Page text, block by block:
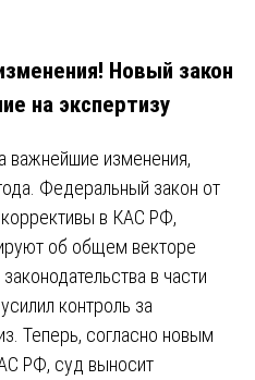
Новый закон
на экспертизу
важнейшие изменения,
Федеральный закон от
в КАС РФ,
об общем векторе
в части
контроль за
Теперь, согласно новым
РФ, суд выносит